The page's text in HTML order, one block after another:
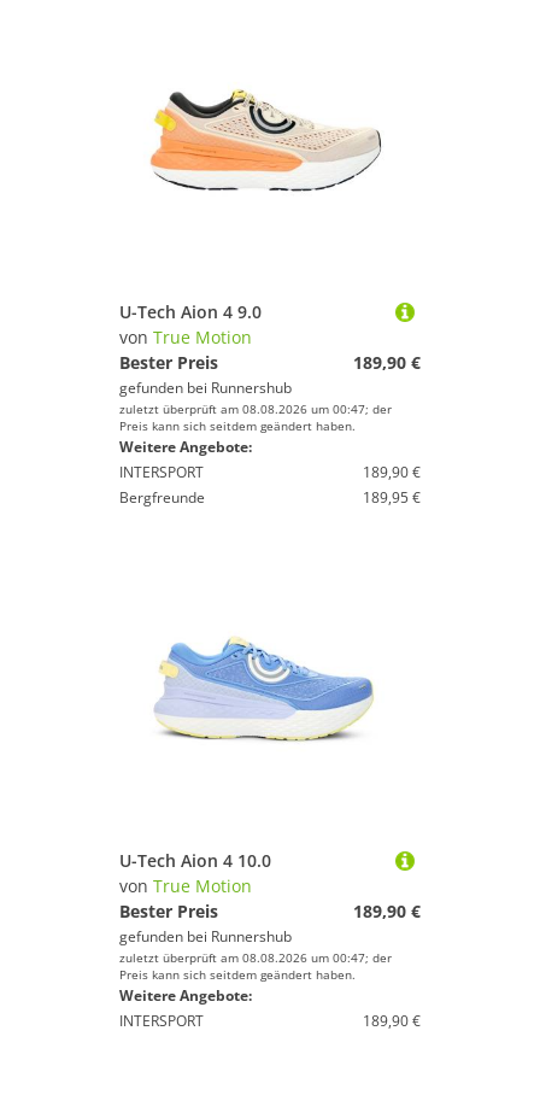
U-Tech Aion 4 9.0
von True Motion
Bester Preis
189,90 €
gefunden bei Runnershub
zuletzt überprüft am 08.08.2026 um 00:47; der
Preis kann sich seitdem geändert haben.
Weitere Angebote:
INTERSPORT
189,90 €
Bergfreunde
189,95 €
U-Tech Aion 4 10.0
von True Motion
Bester Preis
189,90 €
gefunden bei Runnershub
zuletzt überprüft am 08.08.2026 um 00:47; der
Preis kann sich seitdem geändert haben.
Weitere Angebote:
INTERSPORT
189,90 €